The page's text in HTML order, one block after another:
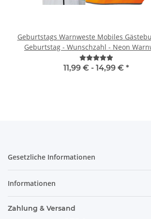
Geburtstags Warnweste Mobiles Gästebuch -
Geburtstag - Wunschzahl - Neon
11,99 € - 14,99 € *
Gesetzliche Informationen
Informationen
Zahlung & Versand